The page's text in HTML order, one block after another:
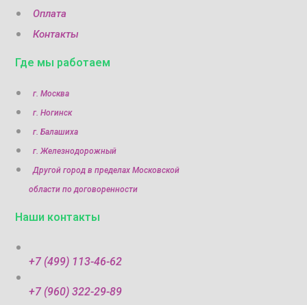
Оплата
Контакты
Где мы работаем
г. Москва
г. Ногинск
г. Балашиха
г. Железнодорожный
Другой город в пределах Московской
области по договоренности
Наши контакты
+7 (499) 113-46-62
+7 (960) 322-29-89